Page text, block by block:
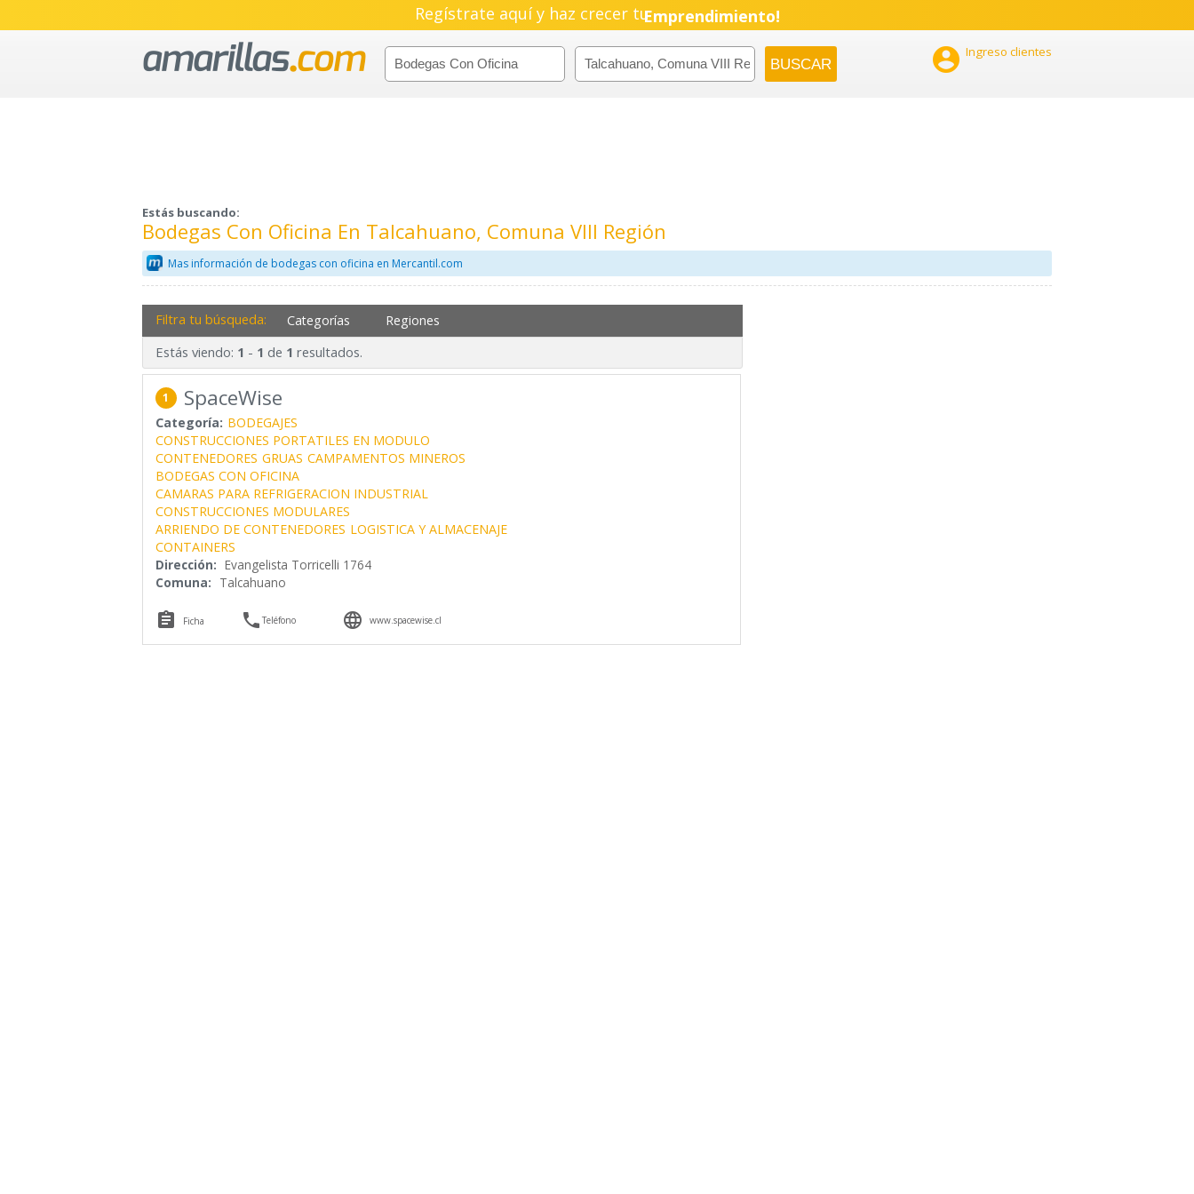
Regístrate aquí y haz crecer tuEmprendimiento!
 Ingreso clientes
Estás buscando:
Bodegas Con Oficina En Talcahuano, Comuna VIII Región
Mas información de bodegas con oficina en Mercantil.com
Filtra tu búsqueda: Categorías Regiones
Estás viendo: 1 - 1 de 1 resultados.
1 SpaceWise
Categoría: BODEGAJES
CONSTRUCCIONES PORTATILES EN MODULO
CONTENEDORES GRUAS CAMPAMENTOS MINEROS
BODEGAS CON OFICINA
CAMARAS PARA REFRIGERACION INDUSTRIAL
CONSTRUCCIONES MODULARES
ARRIENDO DE CONTENEDORES LOGISTICA Y ALMACENAJE
CONTAINERS
Dirección: Evangelista Torricelli 1764
Comuna: Talcahuano
 Ficha Teléfono  www.spacewise.cl